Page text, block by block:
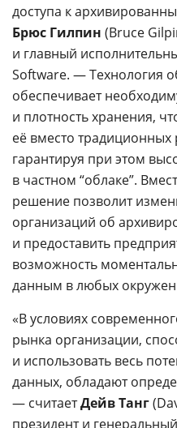
доступа к
Брюс Гилпин (Bruce
и главный
Software. — Технология
обеспечивает
и плотность хранения,
её вместо
гарантируя при этом
в частном “облаке”.
решение позволит
организаций об
и предоставить
возможность
данным в любых
«В условиях
рынка организации,
и использовать весь
данных, обладают
— считаетДейв Танг
президент и